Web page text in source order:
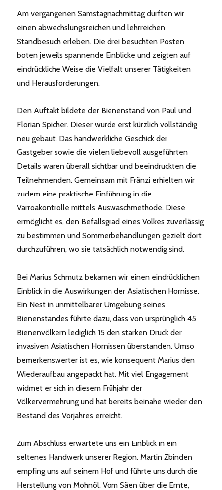
Am vergangenen Samstagnachmittag durften wir
einen abwechslungsreichen und lehrreichen
Standbesuch erleben. Die drei besuchten Posten
boten jeweils spannende Einblicke und zeigten auf
eindrückliche Weise die Vielfalt unserer Tätigkeiten
und Herausforderungen.
Den Auftakt bildete der Bienenstand von Paul und
Florian Spicher. Dieser wurde erst kürzlich vollständig
neu gebaut. Das handwerkliche Geschick der
Gastgeber sowie die vielen liebevoll ausgeführten
Details waren überall sichtbar und beeindruckten die
Teilnehmenden. Gemeinsam mit Fränzi erhielten wir
zudem eine praktische Einführung in die
Varroakontrolle mittels Auswaschmethode. Diese
ermöglicht es, den Befallsgrad eines Volkes zuverlässig
zu bestimmen und Sommerbehandlungen gezielt dort
durchzuführen, wo sie tatsächlich notwendig sind.
Bei Marius Schmutz bekamen wir einen eindrücklichen
Einblick in die Auswirkungen der Asiatischen Hornisse.
Ein Nest in unmittelbarer Umgebung seines
Bienenstandes führte dazu, dass von ursprünglich 45
Bienenvölkern lediglich 15 den starken Druck der
invasiven Asiatischen Hornissen überstanden. Umso
bemerkenswerter ist es, wie konsequent Marius den
Wiederaufbau angepackt hat. Mit viel Engagement
widmet er sich in diesem Frühjahr der
Völkervermehrung und hat bereits beinahe wieder den
Bestand des Vorjahres erreicht.
Zum Abschluss erwartete uns ein Einblick in ein
seltenes Handwerk unserer Region. Martin Zbinden
empfing uns auf seinem Hof und führte uns durch die
Herstellung von Mohnöl. Vom Säen über die Ernte,